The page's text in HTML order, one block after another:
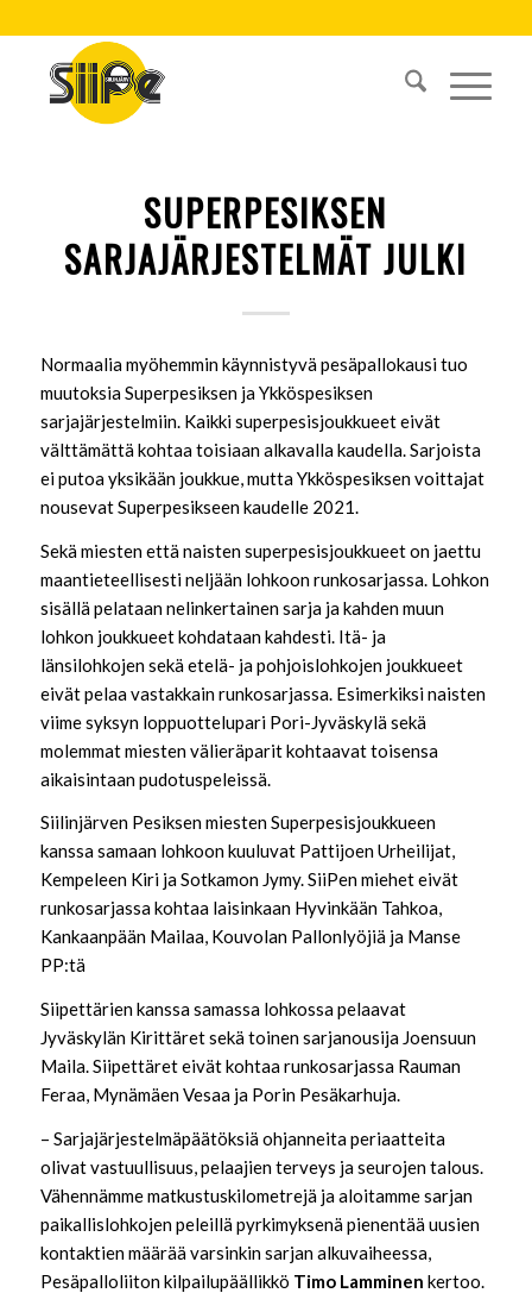
SUPERPESIKSEN
SARJAJÄRJESTELMÄT JULKI
Normaalia myöhemmin käynnistyvä pesäpallokausi tuo
muutoksia Superpesiksen ja Ykköspesiksen
sarjajärjestelmiin. Kaikki superpesisjoukkueet eivät
välttämättä kohtaa toisiaan alkavalla kaudella. Sarjoista
ei putoa yksikään joukkue, mutta Ykköspesiksen voittajat
nousevat Superpesikseen kaudelle 2021.
Sekä miesten että naisten superpesisjoukkueet on jaettu
maantieteellisesti neljään lohkoon runkosarjassa. Lohkon
sisällä pelataan nelinkertainen sarja ja kahden muun
lohkon joukkueet kohdataan kahdesti. Itä- ja
länsilohkojen sekä etelä- ja pohjoislohkojen joukkueet
eivät pelaa vastakkain runkosarjassa. Esimerkiksi naisten
viime syksyn loppuottelupari Pori-Jyväskylä sekä
molemmat miesten välieräparit kohtaavat toisensa
aikaisintaan pudotuspeleissä.
Siilinjärven Pesiksen miesten Superpesisjoukkueen
kanssa samaan lohkoon kuuluvat Pattijoen Urheilijat,
Kempeleen Kiri ja Sotkamon Jymy. SiiPen miehet eivät
runkosarjassa kohtaa laisinkaan Hyvinkään Tahkoa,
Kankaanpään Mailaa, Kouvolan Pallonlyöjiä ja Manse
PP:tä
Siipettärien kanssa samassa lohkossa pelaavat
Jyväskylän Kirittäret sekä toinen sarjanousija Joensuun
Maila. Siipettäret eivät kohtaa runkosarjassa Rauman
Feraa, Mynämäen Vesaa ja Porin Pesäkarhuja.
– Sarjajärjestelmäpäätöksiä ohjanneita periaatteita
olivat vastuullisuus, pelaajien terveys ja seurojen talous.
Vähennämme matkustuskilometrejä ja aloitamme sarjan
paikallislohkojen peleillä pyrkimyksenä pienentää uusien
kontaktien määrää varsinkin sarjan alkuvaiheessa,
Pesäpalloliiton kilpailupäällikkö Timo Lamminen kertoo.